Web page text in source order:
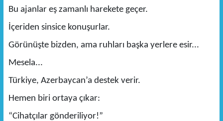
Bu ajanlar eş zamanlı harekete geçer.
İçeriden sinsice konuşurlar.
Görünüşte bizden, ama ruhları başka yerlere esir...
Mesela...
Türkiye, Azerbaycan’a destek verir.
Hemen biri ortaya çıkar:
“Cihatçılar gönderiliyor!”